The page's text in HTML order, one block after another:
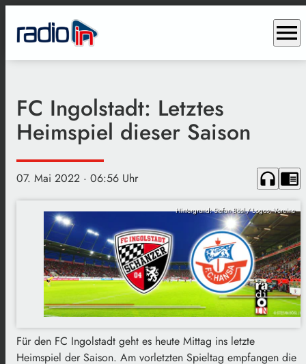
menu
FC Ingolstadt: Letztes
Heimspiel dieser Saison
07. Mai 2022 · 06:56 Uhr headphones chrome_reader_mode
Hintergrund: Stefan Bösl / Logos: Vereine
Für den FC Ingolstadt geht es heute Mittag ins letzte
Heimspiel der Saison. Am vorletzten Spieltag empfangen die